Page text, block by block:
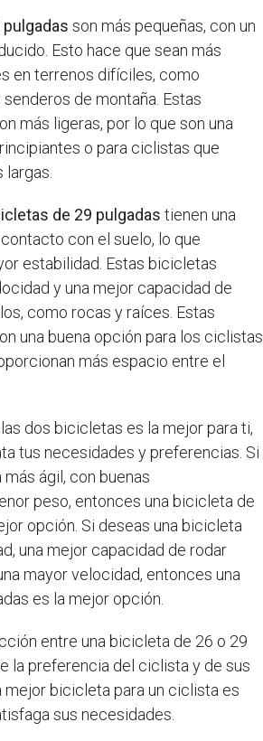
son más pequeñas, con un
Esto hace que sean más
en terrenos difíciles, como
de montaña. Estas
más ligeras, por lo que son una
o para ciclistas que
de 29 pulgadas tienen una
con el suelo, lo que
estabilidad. Estas bicicletas
y una mejor capacidad de
como rocas y raíces. Estas
una buena opción para los ciclistas
más espacio entre el
dos bicicletas es la mejor para ti,
tus necesidades y preferencias. Si
ágil, con buenas
peso, entonces una bicicleta de
opción. Si deseas una bicicleta
una mejor capacidad de rodar
mayor velocidad, entonces una
es la mejor opción.
entre una bicicleta de 26 o 29
la preferencia del ciclista y de sus
mejor bicicleta para un ciclista es
sus necesidades.